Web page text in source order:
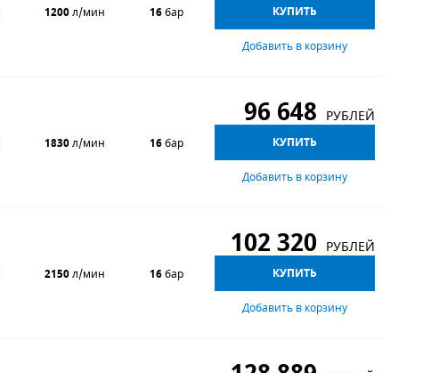
1200л/мин 16бар КУПИТЬ
Добавить в корзину
1830л/мин 16бар
96 648 РУБЛЕЙ
КУПИТЬ
Добавить в корзину
2150л/мин 16бар
102 320 РУБЛЕЙ
КУПИТЬ
Добавить в корзину